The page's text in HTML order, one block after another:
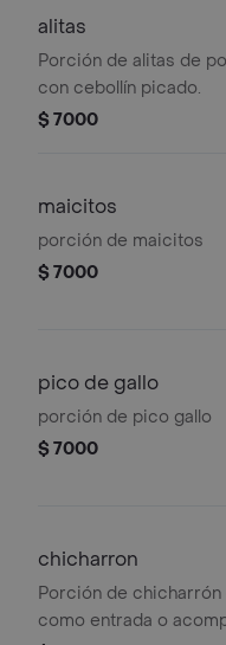
alitas
Porción de alitas de
con cebollín picado.
$ 7000
maicitos
porción de maicitos
$ 7000
pico de gallo
porción de pico gallo
$ 7000
chicharron
Porción de
como entrada o